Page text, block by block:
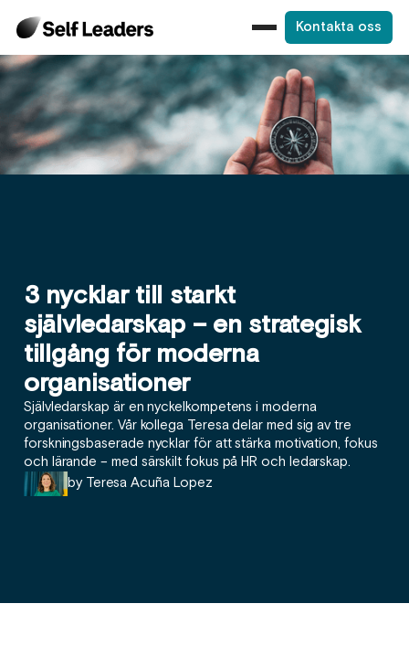
Kontakta oss
3 nycklar till starkt
självledarskap – en strategisk
tillgång för moderna
organisationer
Självledarskap är en nyckelkompetens i moderna
organisationer. Vår kollega Teresa delar med sig av tre
forskningsbaserade nycklar för att stärka motivation, fokus
och lärande – med särskilt fokus på HR och ledarskap.
by Teresa Acuña Lopez